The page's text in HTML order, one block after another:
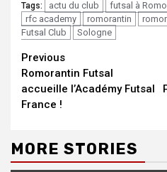
Tags: actu du club futsal à
rfc academy
romorantin
Futsal Club
Sologne
Continue
Reading
Previous
Romorantin Futsal
accueille l’Académy Futsal
France !
MORE STORIES